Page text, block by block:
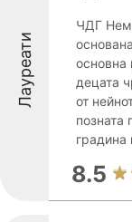
Лауреати
ЧДГ
основна
децата
от
позната
градина
8.5